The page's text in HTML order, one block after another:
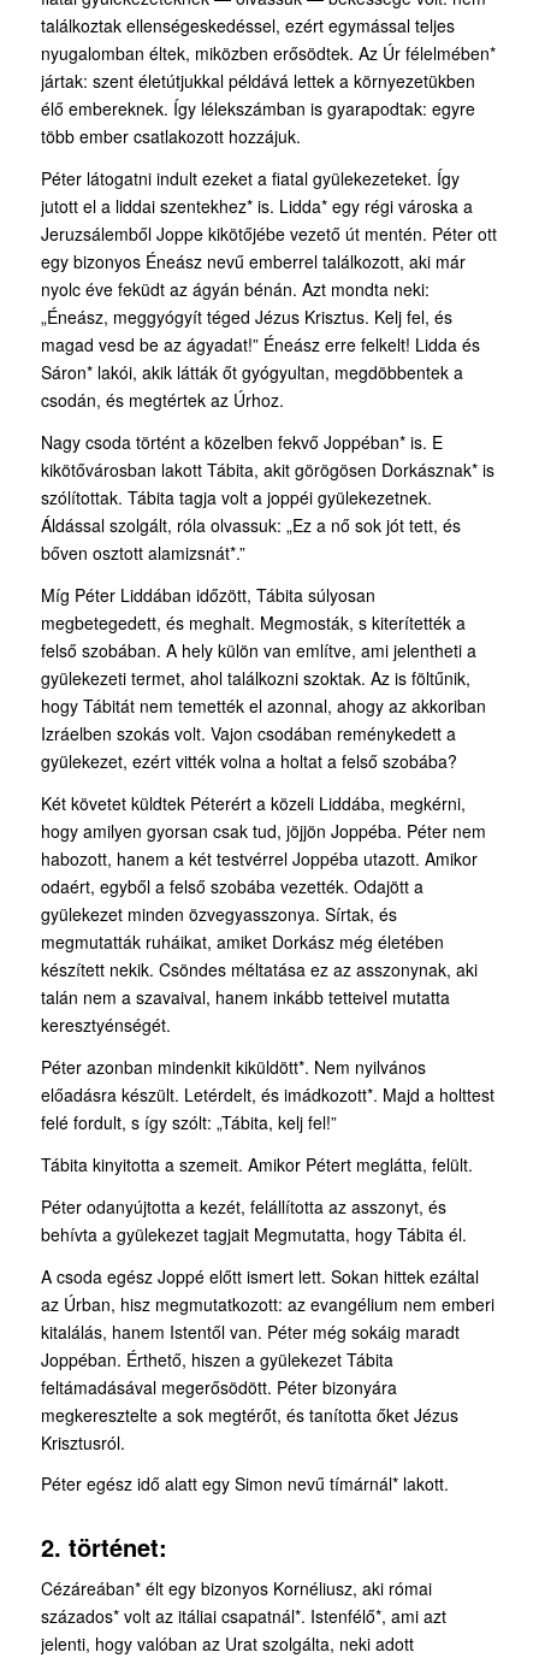
találkoztak ellenségeskedéssel, ezért egymással teljes
nyugalomban éltek, miközben erősödtek. Az Úr félelmében*
jártak: szent életútjukkal példává lettek a környezetükben
élő embereknek. Így lélekszámban is gyarapodtak: egyre
több ember csatlakozott hozzájuk.
Péter látogatni indult ezeket a fiatal gyülekezeteket. Így
jutott el a liddai szentekhez* is. Lidda* egy régi városka a
Jeruzsálemből Joppe kikötőjébe vezető út mentén. Péter ott
egy bizonyos Éneász nevű emberrel találkozott, aki már
nyolc éve feküdt az ágyán bénán. Azt mondta neki:
„Éneász, meggyógyít téged Jézus Krisztus. Kelj fel, és
magad vesd be az ágyadat!” Éneász erre felkelt! Lidda és
Sáron* lakói, akik látták őt gyógyultan, megdöbbentek a
csodán, és megtértek az Úrhoz.
Nagy csoda történt a közelben fekvő Joppéban* is. E
kikötővárosban lakott Tábita, akit görögösen Dorkásznak* is
szólítottak. Tábita tagja volt a joppéi gyülekezetnek.
Áldással szolgált, róla olvassuk: „Ez a nő sok jót tett, és
bőven osztott alamizsnát*.”
Míg Péter Liddában időzött, Tábita súlyosan
megbetegedett, és meghalt. Megmosták, s kiterítették a
felső szobában. A hely külön van említve, ami jelentheti a
gyülekezeti termet, ahol találkozni szoktak. Az is föltűnik,
hogy Tábitát nem temették el azonnal, ahogy az akko­riban
Izráelben szokás volt. Vajon csodában reménykedett a
gyülekezet, ezért vitték volna a holtat a felső szobába?
Két követet küldtek Péterért a közeli Liddába, megkérni,
hogy amilyen gyorsan csak tud, jöjjön Joppéba. Péter nem
habozott, hanem a két testvérrel Joppéba utazott. Amikor
odaért, egyből a felső szobába vezették. Odajött a
gyülekezet minden özvegyasszonya. Sírtak, és
megmutatták ruháikat, amiket Dorkász még életében
készített nekik. Csöndes méltatása ez az asszonynak, aki
talán nem a szavaival, hanem inkább tetteivel mutatta
keresztyénségét.
Péter azonban mindenkit kiküldött*. Nem nyilvános
előadásra készült. Letérdelt, és imád­kozott*. Majd a holttest
felé fordult, s így szólt: „Tábita, kelj fel!”
Tábita kinyitotta a szemeit. Amikor Pétert meglátta, felült.
Péter odanyújtotta a kezét, felállította az asszonyt, és
behívta a gyülekezet tagjait Megmutatta, hogy Tábita él.
A csoda egész Joppé előtt ismert lett. Sokan hittek ezáltal
az Úrban, hisz megmutatkozott: az evangélium nem emberi
kitalálás, hanem Istentől van. Péter még sokáig maradt
Joppéban. Érthető, hiszen a gyülekezet Tábita
feltámadásával megerősödött. Péter bizonyára
megkeresztelte a sok megtérőt, és tanította őket Jézus
Krisztusról.
Péter egész idő alatt egy Simon nevű tímárnál* lakott.
2. történet:
Cézáreában* élt egy bizonyos Kornéliusz, aki római
százados* volt az itáliai csapatnál*. Istenfélő*, ami azt
jelenti, hogy valóban az Urat szolgálta, neki adott